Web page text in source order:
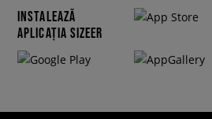
INSTALEAZĂ
APLICAȚIA SIZEER